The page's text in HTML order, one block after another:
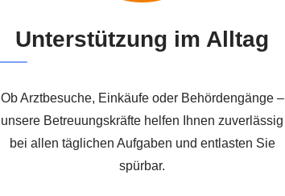
Unterstützung im Alltag
Ob Arztbesuche, Einkäufe oder Behördengänge –
unsere Betreuungskräfte helfen Ihnen zuverlässig
bei allen täglichen Aufgaben und entlasten Sie
spürbar.